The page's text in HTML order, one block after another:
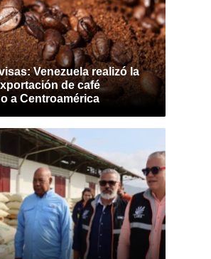
Venezuela realizó la
de café
a Centroamérica